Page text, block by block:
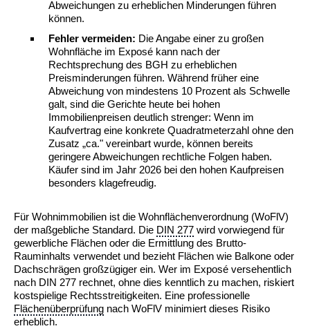
Abweichungen zu erheblichen Minderungen führen
können.
Fehler vermeiden: Die Angabe einer zu großen
Wohnfläche im Exposé kann nach der
Rechtsprechung des BGH zu erheblichen
Preisminderungen führen. Während früher eine
Abweichung von mindestens 10 Prozent als Schwelle
galt, sind die Gerichte heute bei hohen
Immobilienpreisen deutlich strenger: Wenn im
Kaufvertrag eine konkrete Quadratmeterzahl ohne den
Zusatz „ca." vereinbart wurde, können bereits
geringere Abweichungen rechtliche Folgen haben.
Käufer sind im Jahr 2026 bei den hohen Kaufpreisen
besonders klagefreudig.
Für Wohnimmobilien ist die Wohnflächenverordnung (WoFlV)
der maßgebliche Standard. Die DIN 277 wird vorwiegend für
gewerbliche Flächen oder die Ermittlung des Brutto-
Rauminhalts verwendet und bezieht Flächen wie Balkone oder
Dachschrägen großzügiger ein. Wer im Exposé versehentlich
nach DIN 277 rechnet, ohne dies kenntlich zu machen, riskiert
kostspielige Rechtsstreitigkeiten. Eine professionelle
Flächenüberprüfung nach WoFlV minimiert dieses Risiko
erheblich.